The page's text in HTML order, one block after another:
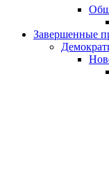
Завершенные